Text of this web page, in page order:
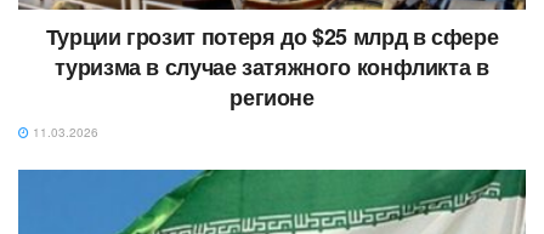
Турции грозит потеря до $25 млрд в сфере
туризма в случае затяжного конфликта в
регионе
11.03.2026